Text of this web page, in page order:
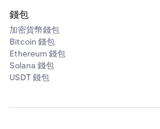
錢包
加密貨幣錢包
Bitcoin 錢包
Ethereum 錢包
Solana 錢包
USDT 錢包